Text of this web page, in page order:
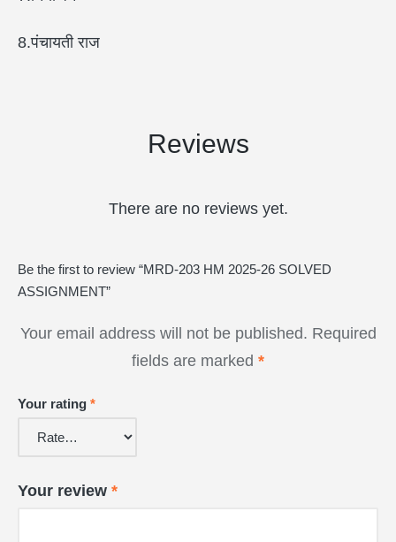
8.पंचायती राज
Reviews
There are no reviews yet.
Be the first to review “MRD-203 HM 2025-26 SOLVED
ASSIGNMENT”
Your email address will not be published. Required
fields are marked *
Your rating *
Your review *